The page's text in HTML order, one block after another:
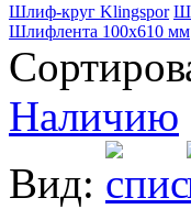
Шлиф-круг Klingspor
Шлифлента 100х610 мм
Наличию
Вид: